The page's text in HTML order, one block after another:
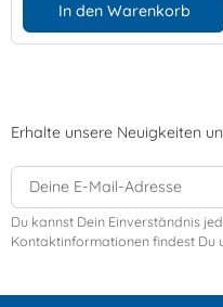
In den Warenkorb
Erhalte unsere Neuigkeiten
Du kannst Dein Einverständnis
Kontaktinformationen findest Du